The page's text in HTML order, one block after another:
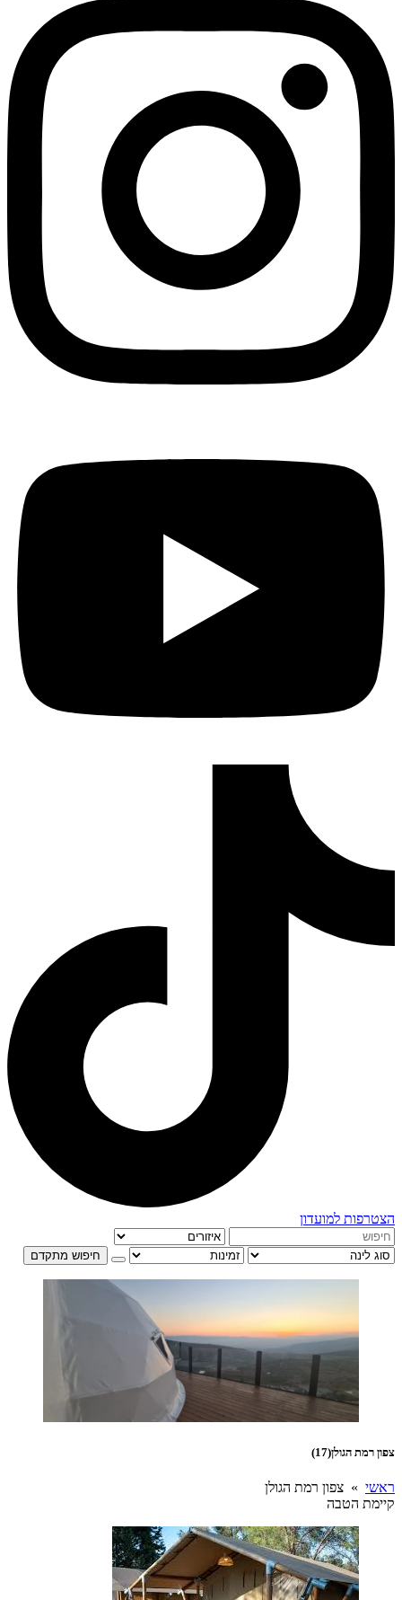
הצטרפות למועדון
חיפוש מתקדם
צפון רמת הגולן(17)
ראשי » צפון רמת הגולן
קיימת הטבה